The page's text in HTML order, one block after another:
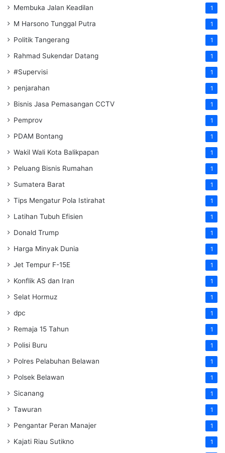
Membuka Jalan Keadilan 1
M Harsono Tunggal Putra 1
Politik Tangerang 1
Rahmad Sukendar Datang 1
#Supervisi 1
penjarahan 1
Bisnis Jasa Pemasangan CCTV 1
Pemprov 1
PDAM Bontang 1
Wakil Wali Kota Balikpapan 1
Peluang Bisnis Rumahan 1
Sumatera Barat 1
Tips Mengatur Pola Istirahat 1
Latihan Tubuh Efisien 1
Donald Trump 1
Harga Minyak Dunia 1
Jet Tempur F-15E 1
Konflik AS dan Iran 1
Selat Hormuz 1
dpc 1
Remaja 15 Tahun 1
Polisi Buru 1
Polres Pelabuhan Belawan 1
Polsek Belawan 1
Sicanang 1
Tawuran 1
Pengantar Peran Manajer 1
Kajati Riau Sutikno 1